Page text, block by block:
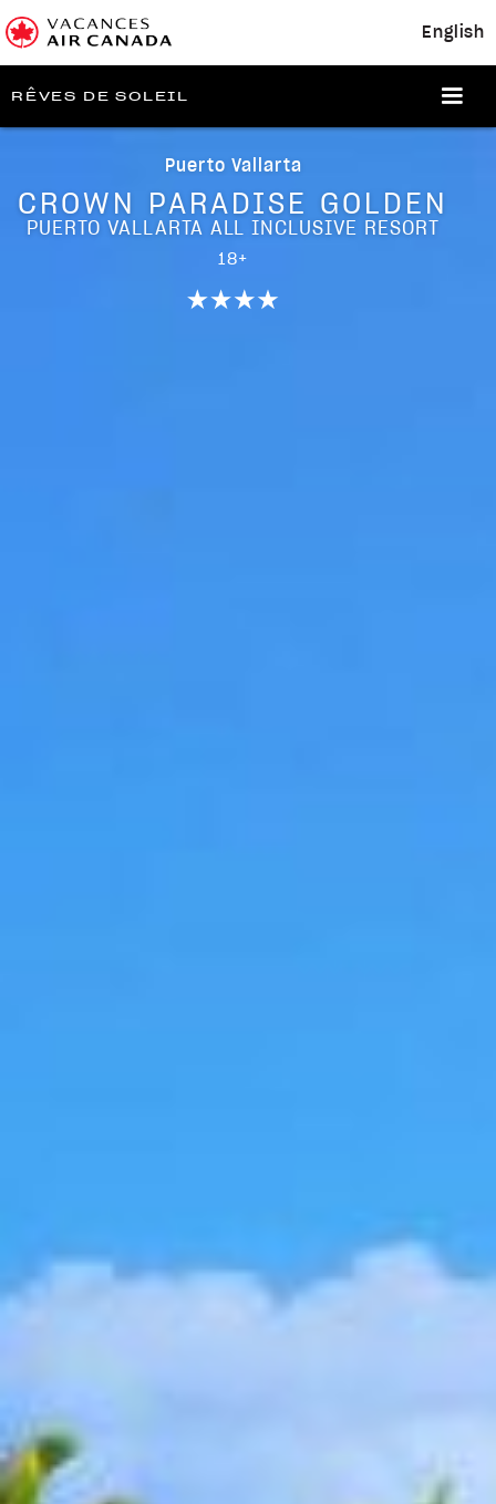
English
RÊVES DE SOLEIL
Puerto Vallarta
CROWN PARADISE GOLDEN
PUERTO VALLARTA ALL INCLUSIVE RESORT
18+